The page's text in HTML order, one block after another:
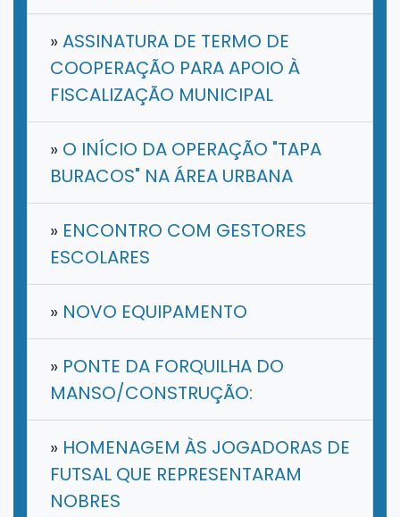
»ASSINATURA DE TERMO DE
COOPERAÇÃO PARA APOIO À
FISCALIZAÇÃO MUNICIPAL
» O INÍCIO DA OPERAÇÃO "TAPA
BURACOS" NA ÁREA URBANA
» ENCONTRO COM GESTORES
ESCOLARES
» NOVO EQUIPAMENTO
» PONTE DA FORQUILHA DO
MANSO/CONSTRUÇÃO:
» HOMENAGEM ÀS JOGADORAS DE
FUTSAL QUE REPRESENTARAM
NOBRES